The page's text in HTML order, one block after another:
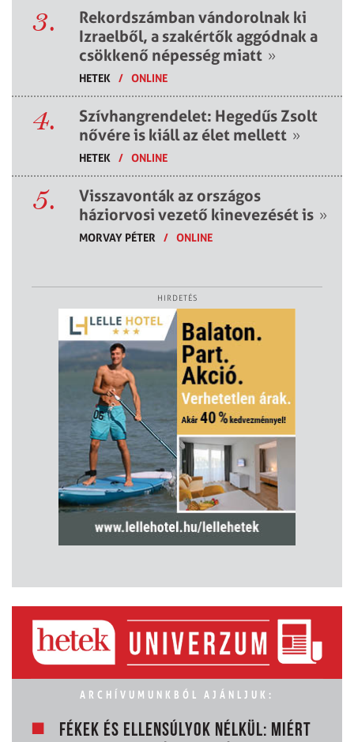
3.
Rekordszámban vándorolnak ki
Izraelből, a szakértők aggódnak a
csökkenő népesség miatt »
HETEK / ONLINE
4.
Szívhangrendelet: Hegedűs Zsolt
nővére is kiáll az élet mellett »
HETEK / ONLINE
5.
Visszavonták az országos
háziorvosi vezető kinevezését is »
MORVAY PÉTER / ONLINE
HIRDETÉS
ARCHÍVUMUNKBÓL AJÁNLJUK:
FÉKEK ÉS ELLENSÚLYOK NÉLKÜL: MIÉRT